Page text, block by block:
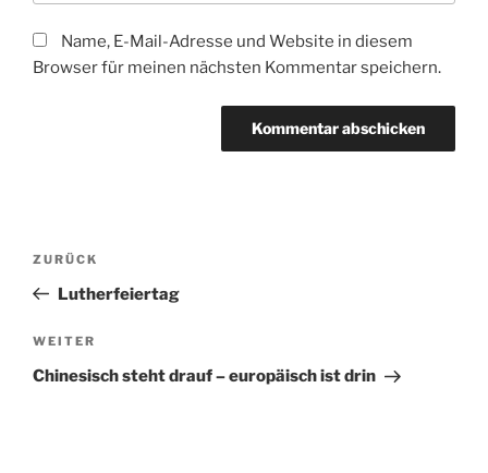
Name, E-Mail-Adresse und Website in diesem
Browser für meinen nächsten Kommentar speichern.
Beitragsnavigation
Vorheriger
Beitrag
ZURÜCK
Lutherfeiertag
Nächster
Beitrag
WEITER
Chinesisch steht drauf – europäisch ist drin